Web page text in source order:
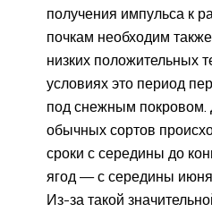
получения импульса к
почкам необходим
низких положительных
условиях это период
под снежным покровом.
обычных сортов
сроки с середины до
ягод — с середины июня
Из-за такой